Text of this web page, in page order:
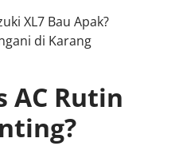
XL7 Bau Apak?
di Karang
AC Rutin